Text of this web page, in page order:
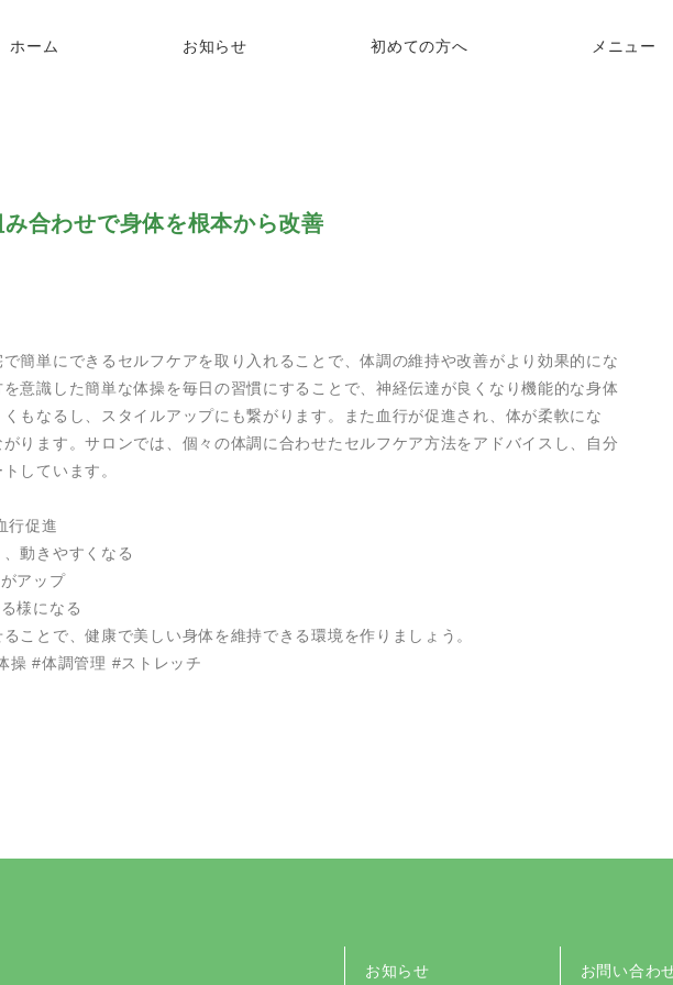
ホーム お知らせ 初めての方へ メニュー
合わせで身体を根本から改善
簡単にできるセルフケアを取り入れることで、体調の維持や改善がより効果的にな
意識した簡単な体操を毎日の習慣にすることで、神経伝達が良くなり機能的な身体
もなるし、スタイルアップにも繋がります。また血行が促進され、体が柔軟にな
ります。サロンでは、個々の体調に合わせたセルフケア方法をアドバイスし、自分
しています。
行促進
動きやすくなる
アップ
様になる
ことで、健康で美しい身体を維持できる環境を作りましょう。
操 #体調管理 #ストレッチ
お知らせ お問い合わ